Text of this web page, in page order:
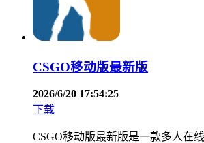
CSGO移动版最新版
2026/6/20 17:54:25
下载
CSGO移动版最新版是一款多人在